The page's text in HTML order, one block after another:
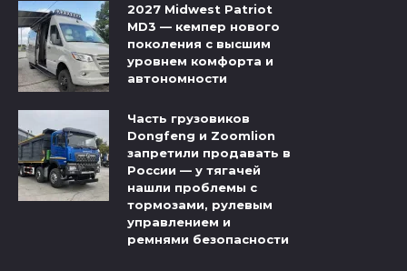
2027 Midwest Patriot
MD3 — кемпер нового
поколения с высшим
уровнем комфорта и
автономности
Часть грузовиков
Dongfeng и Zoomlion
запретили продавать в
России — у тягачей
нашли проблемы с
тормозами, рулевым
управлением и
ремнями безопасности